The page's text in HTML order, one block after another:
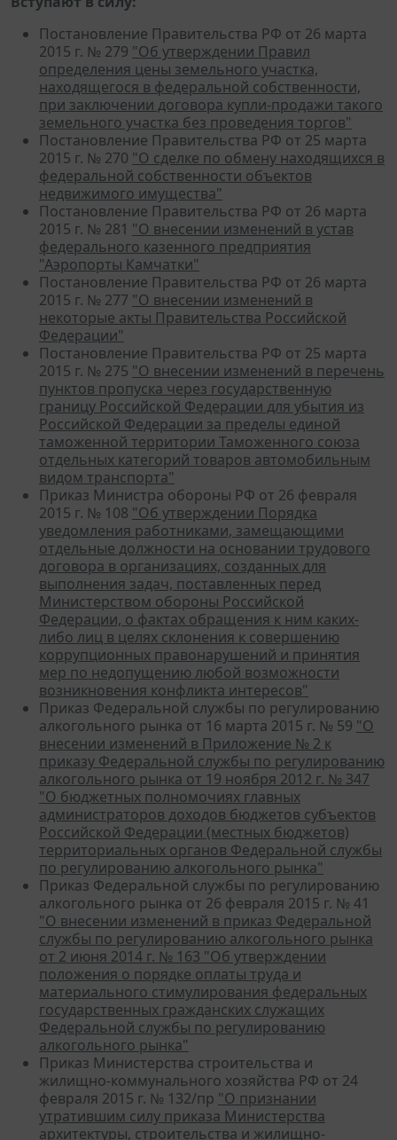
Постановление Правительства РФ от 26 марта
2015 г. № 279 "Об утверждении Правил
определения цены земельного участка,
находящегося в федеральной собственности,
при заключении договора купли-продажи такого
земельного участка без проведения торгов"
Постановление Правительства РФ от 25 марта
2015 г. № 270 "О сделке по обмену находящихся в
федеральной собственности объектов
недвижимого имущества"
Постановление Правительства РФ от 26 марта
2015 г. № 281 "О внесении изменений в устав
федерального казенного предприятия
"Аэропорты Камчатки"
Постановление Правительства РФ от 26 марта
2015 г. № 277 "О внесении изменений в
некоторые акты Правительства Российской
Федерации"
Постановление Правительства РФ от 25 марта
2015 г. № 275 "О внесении изменений в перечень
пунктов пропуска через государственную
границу Российской Федерации для убытия из
Российской Федерации за пределы единой
таможенной территории Таможенного союза
отдельных категорий товаров автомобильным
видом транспорта"
Приказ Министра обороны РФ от 26 февраля
2015 г. № 108 "Об утверждении Порядка
уведомления работниками, замещающими
отдельные должности на основании трудового
договора в организациях, созданных для
выполнения задач, поставленных перед
Министерством обороны Российской
Федерации, о фактах обращения к ним каких-
либо лиц в целях склонения к совершению
коррупционных правонарушений и принятия
мер по недопущению любой возможности
возникновения конфликта интересов"
Приказ Федеральной службы по регулированию
алкогольного рынка от 16 марта 2015 г. № 59 "О
внесении изменений в Приложение № 2 к
приказу Федеральной службы по регулированию
алкогольного рынка от 19 ноября 2012 г. № 347
"О бюджетных полномочиях главных
администраторов доходов бюджетов субъектов
Российской Федерации (местных бюджетов)
территориальных органов Федеральной службы
по регулированию алкогольного рынка"
Приказ Федеральной службы по регулированию
алкогольного рынка от 26 февраля 2015 г. № 41
"О внесении изменений в приказ Федеральной
службы по регулированию алкогольного рынка
от 2 июня 2014 г. № 163 "Об утверждении
положения о порядке оплаты труда и
материального стимулирования федеральных
государственных гражданских служащих
Федеральной службы по регулированию
алкогольного рынка"
Приказ Министерства строительства и
жилищно-коммунального хозяйства РФ от 24
февраля 2015 г. № 132/пр "О признании
утратившим силу приказа Министерства
архитектуры, строительства и жилищно-